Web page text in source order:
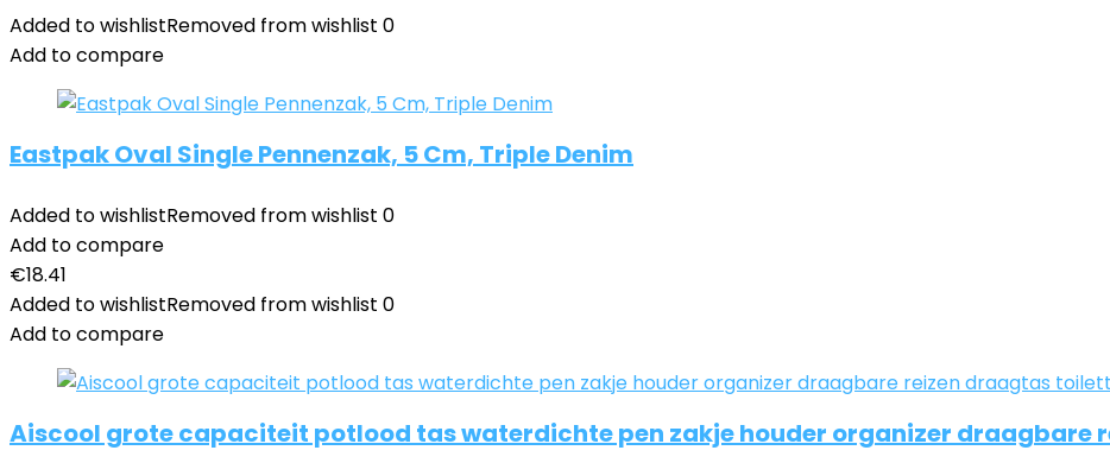
Added to wishlistRemoved from wishlist 0
Add to compare
Eastpak Oval Single Pennenzak, 5 Cm, Triple Denim
Added to wishlistRemoved from wishlist 0
Add to compare
€18.41
Added to wishlistRemoved from wishlist 0
Add to compare
Aiscool grote capaciteit potlood tas waterdichte pen zakje houder organizer